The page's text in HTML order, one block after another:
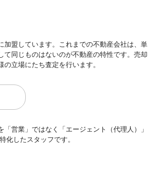
盟しています。これまでの不動産会社は、単
同じものはないのが不動産の特性です。売却
立場にたち査定を行います。
営業」ではなく「エージェント（代理人）」
したスタッフです。